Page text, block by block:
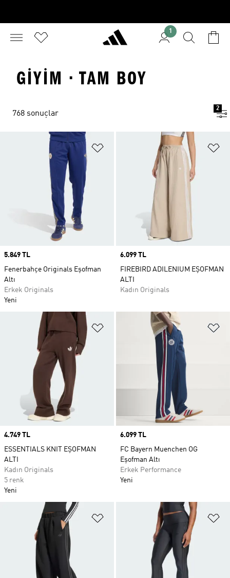
1
GIYIM · TAM BOY
768 sonuçlar
2
Favori Listesine Ekle
Price
5.849 TL
Fenerbahçe Originals Eşofman
Altı
Erkek Originals
Yeni
Price
6.099 TL
FIREBIRD ADILENIUM EŞOFMAN
ALTI
Kadın Originals
Favori Listesine Ekle
Price
4.749 TL
ESSENTIALS KNIT EŞOFMAN
ALTI
Kadın Originals
5 renk
Yeni
Price
6.099 TL
FC Bayern Muenchen OG
Eşofman Altı
Erkek Performance
Yeni
Favori Listesine Ekle